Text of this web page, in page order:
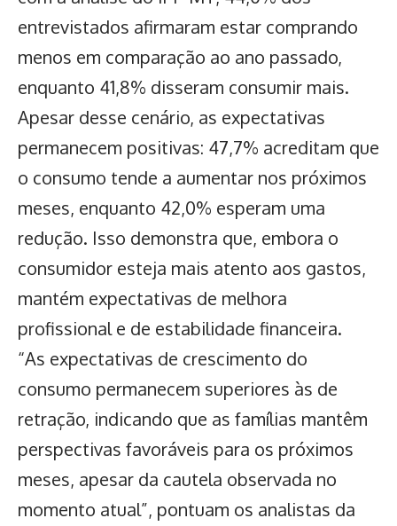
entrevistados afirmaram estar comprando
menos em comparação ao ano passado,
enquanto 41,8% disseram consumir mais.
Apesar desse cenário, as expectativas
permanecem positivas: 47,7% acreditam que
o consumo tende a aumentar nos próximos
meses, enquanto 42,0% esperam uma
redução. Isso demonstra que, embora o
consumidor esteja mais atento aos gastos,
mantém expectativas de melhora
profissional e de estabilidade financeira.
“As expectativas de crescimento do
consumo permanecem superiores às de
retração, indicando que as famílias mantêm
perspectivas favoráveis para os próximos
meses, apesar da cautela observada no
momento atual”, pontuam os analistas da